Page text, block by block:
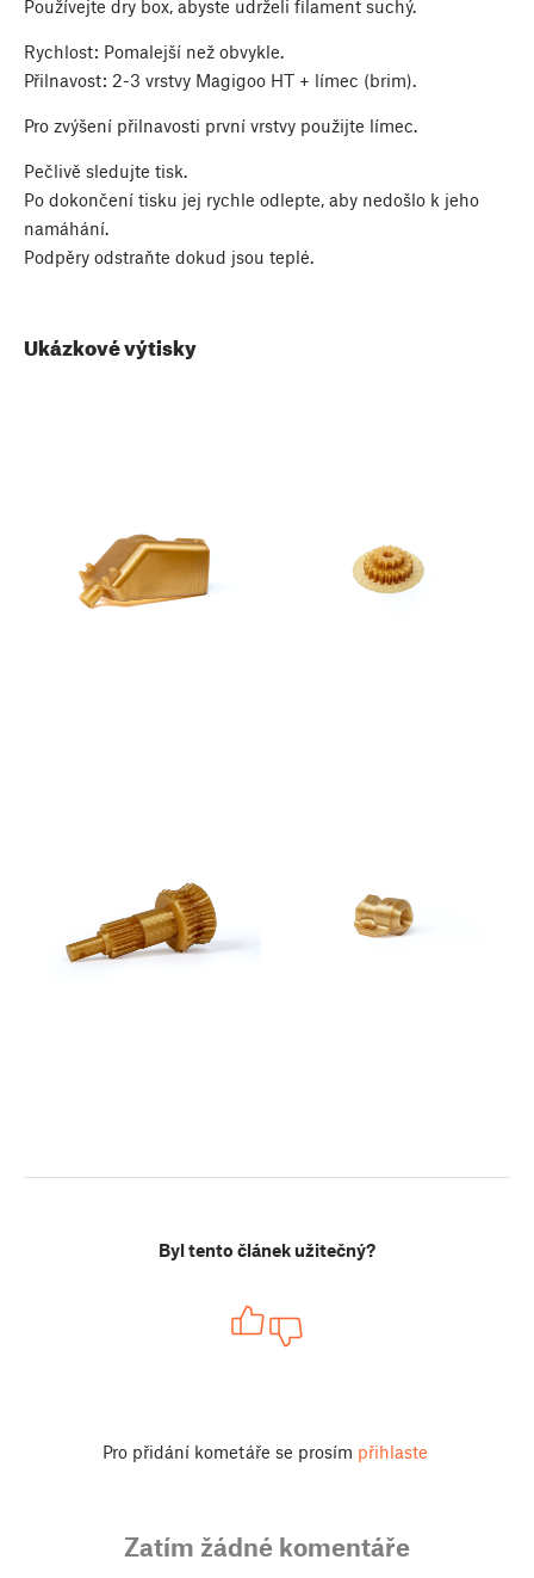
Používejte dry box, abyste udrželi filament suchý.
Rychlost: Pomalejší než obvykle.
Přilnavost: 2-3 vrstvy Magigoo HT + límec (brim).
Pro zvýšení přilnavosti první vrstvy použijte límec.
Pečlivě sledujte tisk.
Po dokončení tisku jej rychle odlepte, aby nedošlo k jeho
namáhání.
Podpěry odstraňte dokud jsou teplé.
Ukázkové výtisky
Byl tento článek užitečný?
Pro přidání kometáře se prosím přihlaste
Zatím žádné komentáře